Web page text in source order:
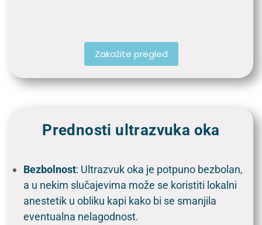
Zakažite pregled
Prednosti ultrazvuka oka
Bezbolnost: Ultrazvuk oka je potpuno bezbolan,
a u nekim slučajevima može se koristiti lokalni
anestetik u obliku kapi kako bi se smanjila
eventualna nelagodnost.